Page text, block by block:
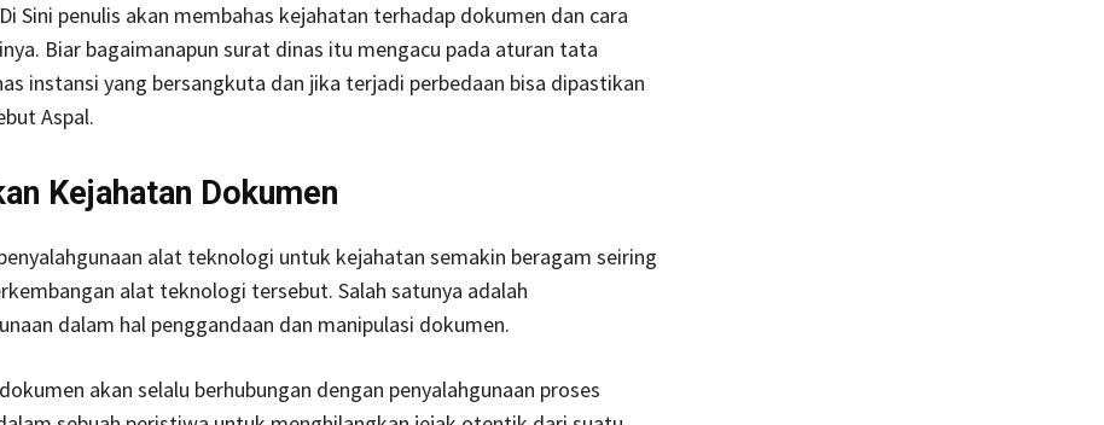
Sini penulis akan membahas kejahatan terhadap dokumen dan cara
Biar bagaimanapun surat dinas itu mengacu pada aturan tata
instansi yang bersangkuta dan jika terjadi perbedaan bisa dipastikan
Aspal.
Kejahatan Dokumen
alat teknologi untuk kejahatan semakin beragam seiring
alat teknologi tersebut. Salah satunya adalah
dalam hal penggandaan dan manipulasi dokumen.
akan selalu berhubungan dengan penyalahgunaan proses